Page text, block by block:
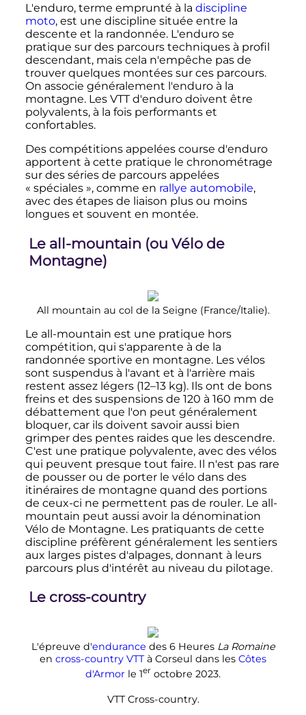
L'enduro, terme emprunté à la discipline
moto, est une discipline située entre la
descente et la randonnée. L'enduro se
pratique sur des parcours techniques à profil
descendant, mais cela n'empêche pas de
trouver quelques montées sur ces parcours.
On associe généralement l'enduro à la
montagne. Les VTT d'enduro doivent être
polyvalents, à la fois performants et
confortables.
Des compétitions appelées course d'enduro
apportent à cette pratique le chronométrage
sur des séries de parcours appelées
« spéciales », comme en rallye automobile,
avec des étapes de liaison plus ou moins
longues et souvent en montée.
Le all-mountain (ou Vélo de
Montagne)
All mountain au col de la Seigne (France/Italie).
Le all-mountain est une pratique hors
compétition, qui s'apparente à de la
randonnée sportive en montagne. Les vélos
sont suspendus à l'avant et à l'arrière mais
restent assez légers (12–13 kg). Ils ont de bons
freins et des suspensions de 120 à 160 mm de
débattement que l'on peut généralement
bloquer, car ils doivent savoir aussi bien
grimper des pentes raides que les descendre.
C'est une pratique polyvalente, avec des vélos
qui peuvent presque tout faire. Il n'est pas rare
de pousser ou de porter le vélo dans des
itinéraires de montagne quand des portions
de ceux-ci ne permettent pas de rouler. Le all-
mountain peut aussi avoir la dénomination
Vélo de Montagne. Les pratiquants de cette
discipline préfèrent généralement les sentiers
aux larges pistes d'alpages, donnant à leurs
parcours plus d'intérêt au niveau du pilotage.
Le cross-country
L'épreuve d'endurance des 6 Heures La Romaine
en cross-country VTTà Corseul dans les Côtes
d'Armor le 1er octobre 2023.
VTT Cross-country.